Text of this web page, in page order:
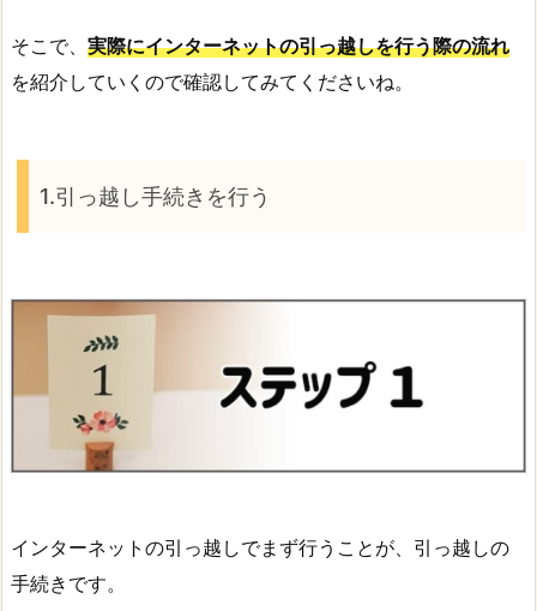
そこで、 実際にインターネットの引っ越しを行う際の流れ
を紹介していくので確認してみてくださいね。
1.引っ越し手続きを行う
インターネットの引っ越しでまず行うことが、引っ越しの
手続きです。